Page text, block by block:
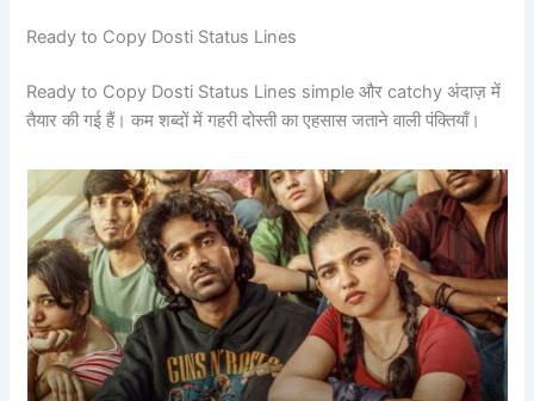
Ready to Copy Dosti Status Lines
Ready to Copy Dosti Status Lines simple और catchy अंदाज़ में
तैयार की गई हैं। कम शब्दों में गहरी दोस्ती का एहसास जताने वाली पंक्तियाँ।